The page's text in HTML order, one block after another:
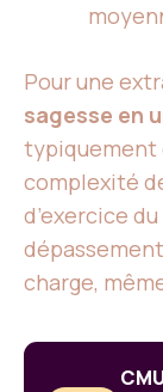
Pour une
sagesse en
typiquement
complexité
d’exercice
charge,